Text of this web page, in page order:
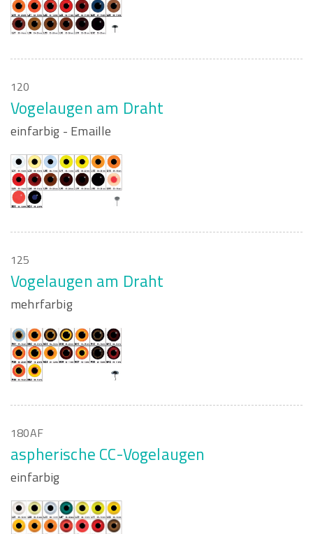
120
Vogelaugen am Draht
einfarbig - Emaille
125
Vogelaugen am Draht
mehrfarbig
180AF
aspherische CC-Vogelaugen
einfarbig